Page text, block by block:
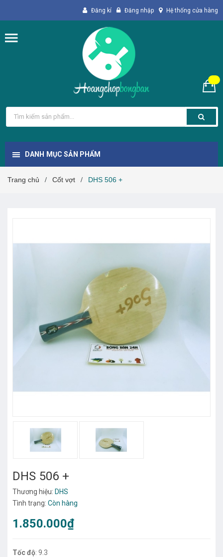
Đăng kí Đăng nhập Hệ thống cửa hàng
DANH MỤC SẢN PHẨM
Trang chủ / Cốt vợt / DHS 506 +
DHS 506 +
Thương hiệu: DHS
Tình trạng: Còn hàng
1.850.000₫
Tốc độ: 9.3